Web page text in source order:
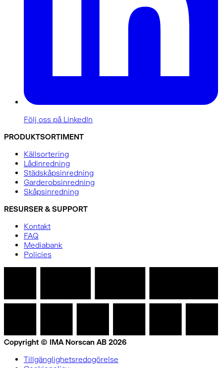
Följ oss på LinkedIn
PRODUKTSORTIMENT
Källsortering
Lådinredning
Städskåpsinredning
Garderobsinredning
Skåpsinredning
RESURSER & SUPPORT
Kontakt
FAQ
Mediabank
Policies
Copyright © IMA Norscan AB 2026
Tillgänglighetsredogörelse